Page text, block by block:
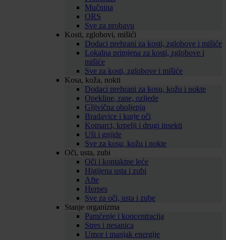
Mučnina
ORS
Sve za probavu
Kosti, zglobovi, mišići
Dodaci prehrani za kosti, zglobove i mišiće
Lokalna primjena za kosti, zglobove i
mišiće
Sve za kosti, zglobove i mišiće
Kosa, koža, nokti
Dodaci prehrani za kosu, kožu i nokte
Opekline, rane, ozljede
Gljivična oboljenja
Bradavice i kurje oči
Komarci, krpelji i drugi insekti
Uši i gnjide
Sve za kosu, kožu i nokte
Oči, usta, zubi
Oči i kontaktne leće
Higijena usta i zubi
Afte
Herpes
Sve za oči, usta i zube
Stanje organizma
Pamćenje i koncentracija
Stres i nesanica
Umor i manjak energije